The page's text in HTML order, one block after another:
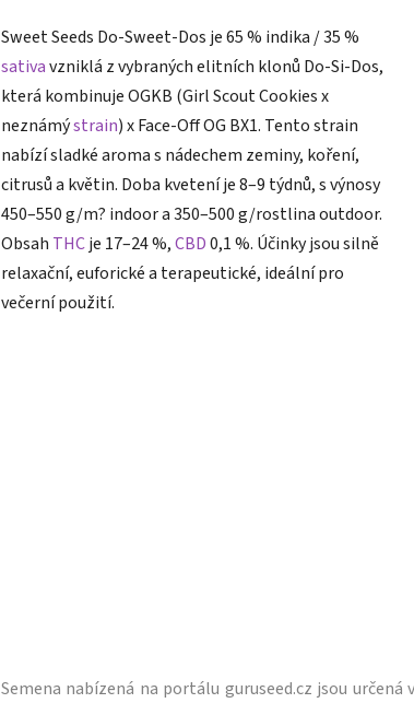
Sweet Seeds Do-Sweet-Dos je 65 % indika / 35 %
sativavzniklá z vybraných elitních klonů Do-Si-Dos,
která kombinuje OGKB (Girl Scout Cookies x
neznámýstrain) x Face-Off OG BX1. Tento strain
nabízí sladké aroma s nádechem zeminy, koření,
citrusů a květin. Doba kvetení je 8–9 týdnů, s výnosy
450–550 g/m? indoor a 350–500 g/rostlina outdoor.
Obsah THCje 17–24 %,CBD0,1 %. Účinky jsou silně
relaxační, euforické a terapeutické, ideální pro
večerní použití.
Semena nabízená na portálu guruseed.cz jsou